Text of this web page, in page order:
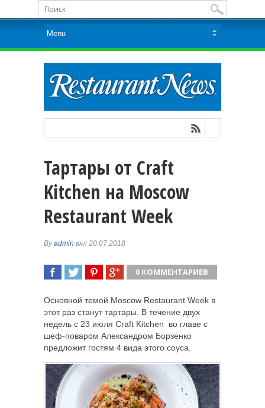
Тартары от Craft
Kitchen на Moscow
Restaurant Week
Byadmin вкл 20.07.2018
0 КОММЕНТАРИЕВ
Основной темой Moscow Restaurant Week в
этот раз станут тартары. В течение двух
недель с 23 июля Craft Kitchen во главе с
шеф-поваром Александром Борзенко
предложит гостям 4 вида этого соуса.